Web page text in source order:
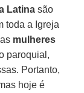
Latina são
toda a Igreja
mulheres
paroquial,
Portanto,
hoje é